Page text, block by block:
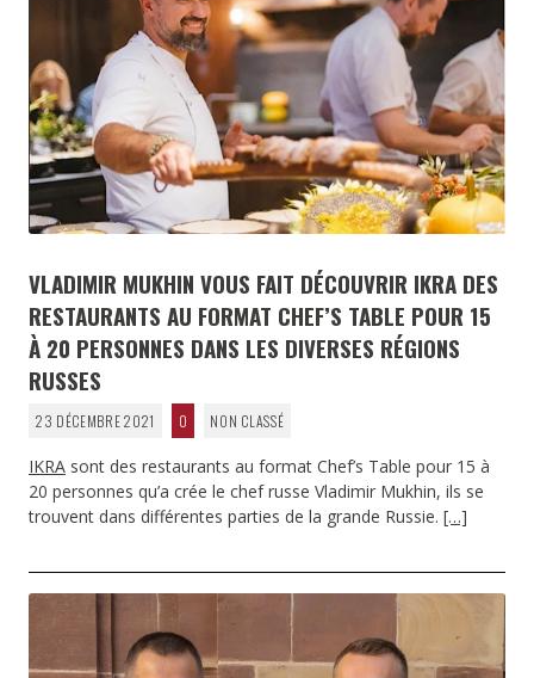
VLADIMIR MUKHIN VOUS FAIT DÉCOUVRIR IKRA DES
RESTAURANTS AU FORMAT CHEF’S TABLE POUR 15
À 20 PERSONNES DANS LES DIVERSES RÉGIONS
RUSSES
23 DÉCEMBRE 2021 0 NON CLASSÉ
IKRA sont des restaurants au format Chef’s Table pour 15 à
20 personnes qu’a crée le chef russe Vladimir Mukhin, ils se
trouvent dans différentes parties de la grande Russie. […]